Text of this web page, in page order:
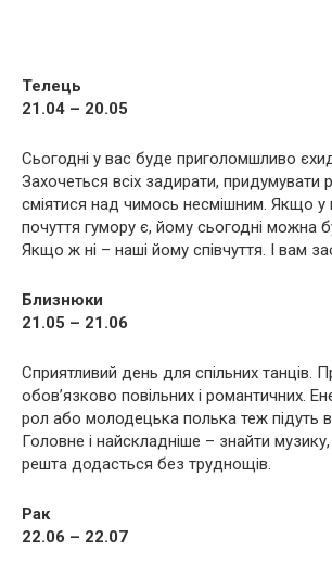
Телець
21.04 – 20.05
Сьогодні у вас буде приголомшливо
Захочеться всіх задирати, придумувати
сміятися над чимось несмішним. Якщо у
почуття гумору є, йому сьогодні можна
Якщо ж ні – наші йому співчуття. І вам
Близнюки
21.05 – 21.06
Сприятливий день для спільних танців.
обов’язково повільних і романтичних.
рол або молодецька полька теж підуть
Головне і найскладніше – знайти музику,
решта додасться без труднощів.
Рак
22.06 – 22.07